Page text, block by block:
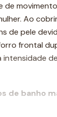
Ao
de pele
frontal
intensidade
de banho